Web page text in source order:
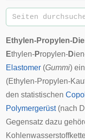
Ethylen-Propylen-
Ethylen-Propylen-D
Elastomer (Gummi)
(Ethylen-Propylen-
den statistischen
Polymergerüst(nach
Gegensatz dazu